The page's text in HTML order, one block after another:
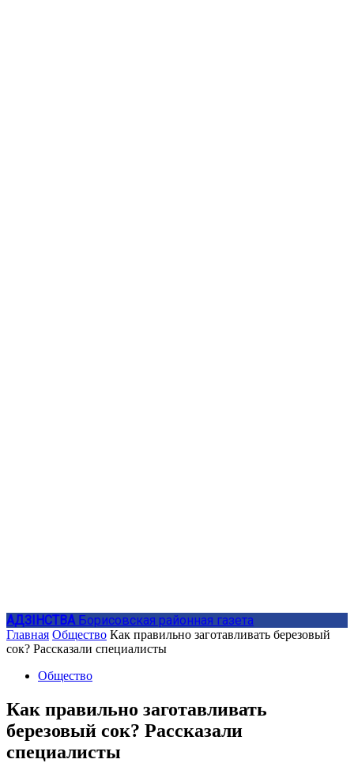
АДЗIНСТВА Борисовская районная газета
Главная Общество Как правильно заготавливать березовый
сок? Рассказали специалисты
Общество
Как правильно заготавливать
березовый сок? Рассказали
специалисты